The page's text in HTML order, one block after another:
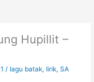
Hupillit –
/ lagu batak, lirik, SA